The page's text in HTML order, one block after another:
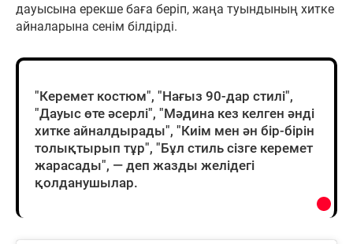
дауысына ерекше баға беріп, жаңа туындының хитке
айналарына сенім білдірді.
"Керемет костюм", "Нағыз 90-дар стилі",
"Дауыс өте әсерлі", "Мәдина кез келген әнді
хитке айналдырады", "Киім мен ән бір-бірін
толықтырып тұр", "Бұл стиль сізге керемет
жарасады", — деп жазды желідегі
қолданушылар.